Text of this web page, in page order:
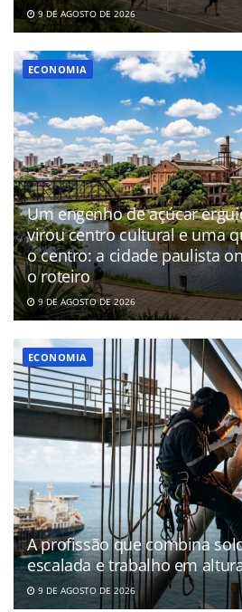
9 DE AGOSTO DE 2026
ECONOMIA
Um engenho de açúcar
virou centro cultural e uma
o centro: a cidade paulista
o roteiro
9 DE AGOSTO DE 2026
ECONOMIA
A profissão que combina
escalada e trabalho em
9 DE AGOSTO DE 2026